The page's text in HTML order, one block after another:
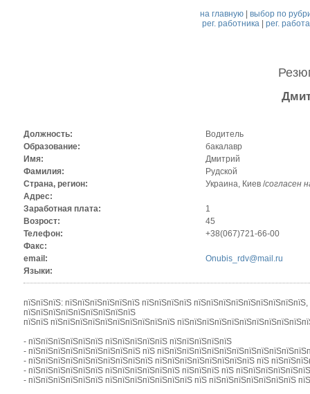
на главную |выбор по
рег. работника| рег.
Должность:
Водитель
Образование:
бакалавр
Имя:
Дмитрий
Фамилия:
Рудской
Страна, регион:
Украина, Киев /согласен
Адрес:
Заработная плата:
1
Возрост:
45
Телефон:
+38(067)721-66-00
Факс:
email:
Onubis_rdv@mail.ru
Языки:
пїЅпїЅпїЅ: пїЅпїЅпїЅпїЅпїЅпїЅ пїЅпїЅпїЅпїЅ
пїЅпїЅпїЅпїЅпїЅпїЅпїЅпїЅпїЅ
пїЅпїЅ пїЅпїЅпїЅпїЅпїЅпїЅпїЅпїЅпїЅпїЅ
- пїЅпїЅпїЅпїЅпїЅпїЅ пїЅпїЅпїЅпїЅпїЅ пїЅпїЅпїЅпїЅпїЅ
- пїЅпїЅпїЅпїЅпїЅпїЅпїЅпїЅпїЅ пїЅ
- пїЅпїЅпїЅпїЅпїЅпїЅпїЅпїЅпїЅпїЅ пїЅпїЅпїЅпїЅпїЅпїЅпїЅпїЅ пїЅ
- пїЅпїЅпїЅпїЅпїЅпїЅ пїЅпїЅпїЅпїЅпїЅпїЅ пїЅпїЅпїЅ пїЅ
- пїЅпїЅпїЅпїЅпїЅпїЅ пїЅпїЅпїЅпїЅпїЅпїЅпїЅ пїЅ пїЅпїЅпїЅпїЅпїЅпїЅпїЅ